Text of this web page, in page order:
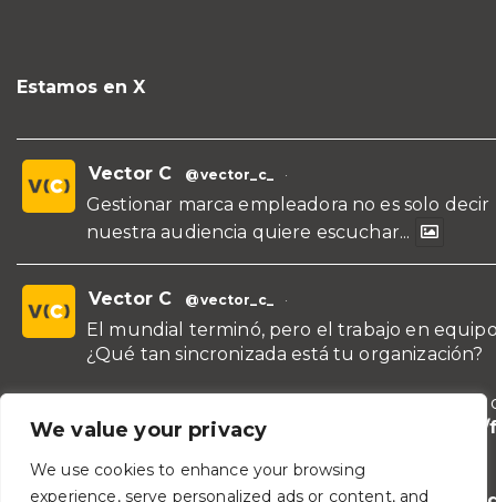
We value your privacy
We use cookies to enhance your browsing
experience, serve personalized ads or content, and
Estamos en X
Vector C @vector_c_ ·
Gestionar marca empleadora no es solo
nuestra audiencia quiere escuchar...
Vector C @vector_c_ ·
El mundial terminó, pero el trabajo en
¿Qué tan sincronizada está tu organización?
¡Conoce nuestras propuestas de formación
para líderes y áreas!
https://